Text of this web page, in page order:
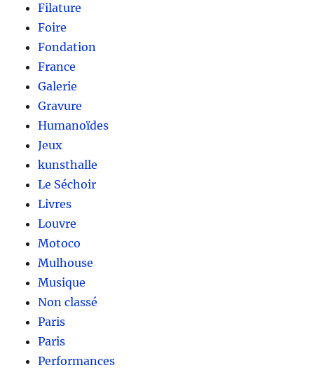
Filature
Foire
Fondation
France
Galerie
Gravure
Humanoïdes
Jeux
kunsthalle
Le Séchoir
Livres
Louvre
Motoco
Mulhouse
Musique
Non classé
Paris
Paris
Performances